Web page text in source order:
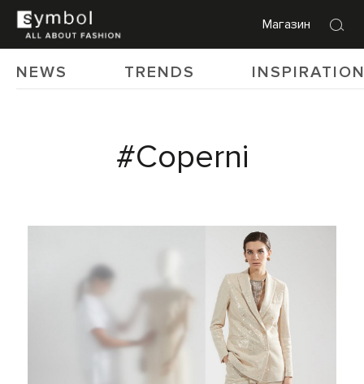
Магазин
NEWS TRENDS
#Coperni